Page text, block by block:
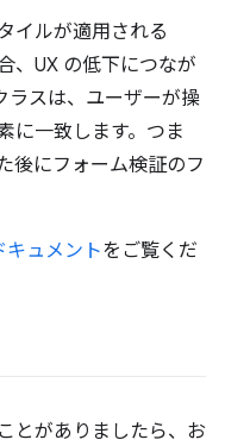
イルが適用される
、UX の低下につなが
ラスは、ユーザーが操
に一致します。つま
後にフォーム検証のフ
ュメントをご覧くだ
とがありましたら、お